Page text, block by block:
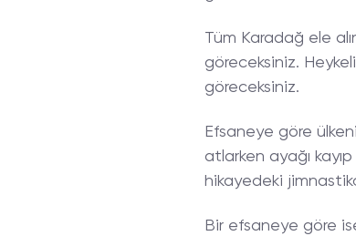
Tüm Karadağ ele
göreceksiniz.
göreceksiniz.
Efsaneye göre
atlarken ayağı
hikayedeki
Bir efsaneye göre